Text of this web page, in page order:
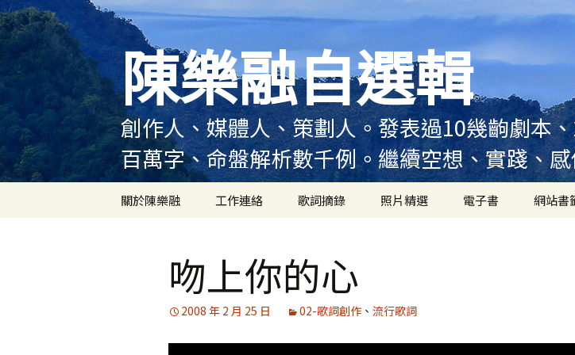
跳
至
主
容
陳樂融自選輯
創作人、媒體人、策劃人。發表過10幾齣劇本
百萬字、命盤解析數千例。繼續空想、實踐、
關於陳樂融
陳樂融大事記
陳樂融實體書出版紀錄
陳樂融舞台劇及音樂劇
工作連絡 歌詞摘錄 照片精選 電子書 網站書
吻上你的心
2008 年 2 月 25 日 02-歌詞創作 、 流行歌詞